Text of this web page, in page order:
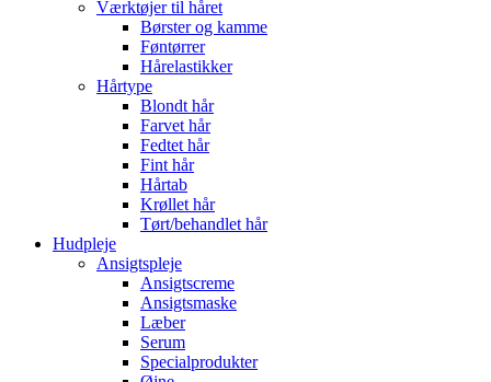
Værktøjer til håret
Børster og kamme
Føntørrer
Hårelastikker
Hårtype
Blondt hår
Farvet hår
Fedtet hår
Fint hår
Hårtab
Krøllet hår
Tørt/behandlet hår
Hudpleje
Ansigtspleje
Ansigtscreme
Ansigtsmaske
Læber
Serum
Specialprodukter